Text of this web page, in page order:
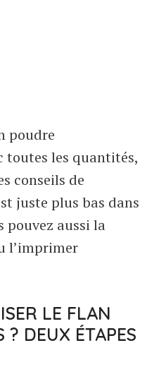
poudre
toutes les quantités,
conseils de
juste plus bas dans
pouvez aussi la
l’imprimer
LE FLAN
DEUX ÉTAPES